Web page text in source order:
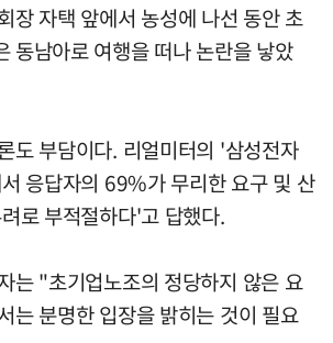
장 자택 앞에서 농성에 나선 동안 초
동남아로 여행을 떠나 논란을 낳았
도 부담이다. 리얼미터의 '삼성전자
응답자의 69%가 무리한 요구 및 산
로 부적절하다'고 답했다.
는 "초기업노조의 정당하지 않은 요
는 분명한 입장을 밝히는 것이 필요